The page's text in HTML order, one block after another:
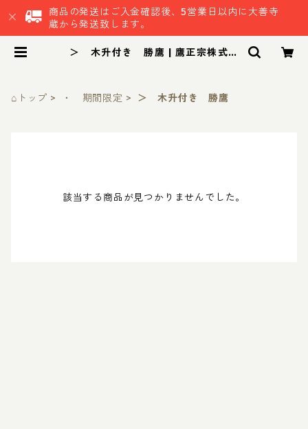
商品の発送はご入金確認後、5営業日以内に大善寺
蔵から発送致します。
＞ 木升付き 勝鷹 | 鷹正宗株式会
⌂トップ ・ 期間限定 ＞ 木升付き 勝鷹
該当する商品が見つかりませんでした。